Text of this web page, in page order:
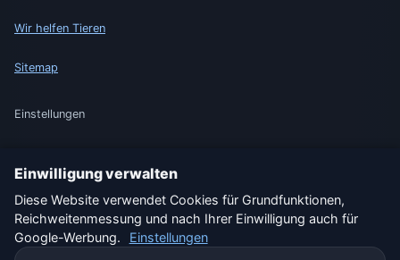
Wir helfen Tieren
Sitemap
Einstellungen
Einwilligung verwalten
Diese Website verwendet Cookies für Grundfunktionen,
Reichweitenmessung und nach Ihrer Einwilligung auch für
Google-Werbung.
Einstellungen